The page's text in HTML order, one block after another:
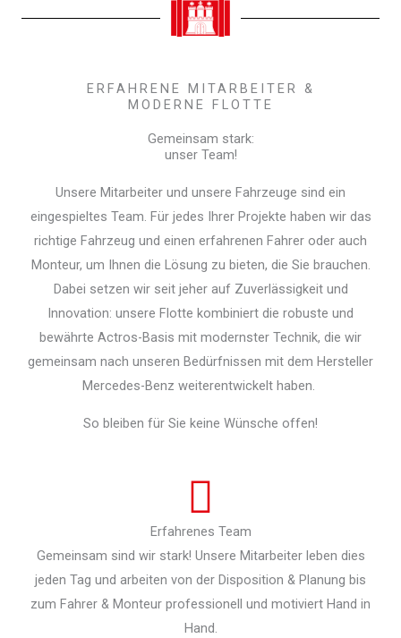
ERFAHRENE MITARBEITER &
MODERNE FLOTTE
Gemeinsam stark:
unser Team!
Unsere Mitarbeiter und unsere Fahrzeuge sind ein
eingespieltes Team. Für jedes Ihrer Projekte haben wir das
richtige Fahrzeug und einen erfahrenen Fahrer oder auch
Monteur, um Ihnen die Lösung zu bieten, die Sie brauchen.
Dabei setzen wir seit jeher auf Zuverlässigkeit und
Innovation: unsere Flotte kombiniert die robuste und
bewährte Actros-Basis mit modernster Technik, die wir
gemeinsam nach unseren Bedürfnissen mit dem Hersteller
Mercedes-Benz weiterentwickelt haben.
So bleiben für Sie keine Wünsche offen!
Erfahrenes Team
Gemeinsam sind wir stark! Unsere Mitarbeiter leben dies
jeden Tag und arbeiten von der Disposition & Planung bis
zum Fahrer & Monteur professionell und motiviert Hand in
Hand.